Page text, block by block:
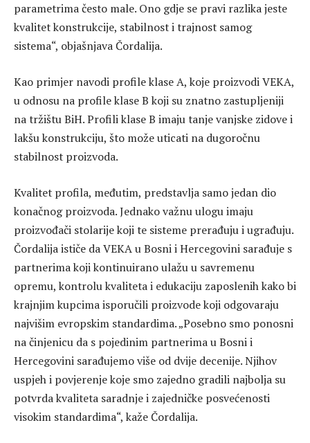
parametrima često male. Ono gdje se pravi razlika jeste
kvalitet konstrukcije, stabilnost i trajnost samog
sistema“, objašnjava Čordalija.
Kao primjer navodi profile klase A, koje proizvodi VEKA,
u odnosu na profile klase B koji su znatno zastupljeniji
na tržištu BiH. Profili klase B imaju tanje vanjske zidove i
lakšu konstrukciju, što može uticati na dugoročnu
stabilnost proizvoda.
Kvalitet profila, međutim, predstavlja samo jedan dio
konačnog proizvoda. Jednako važnu ulogu imaju
proizvođači stolarije koji te sisteme prerađuju i ugrađuju.
Čordalija ističe da VEKA u Bosni i Hercegovini sarađuje s
partnerima koji kontinuirano ulažu u savremenu
opremu, kontrolu kvaliteta i edukaciju zaposlenih kako bi
krajnjim kupcima isporučili proizvode koji odgovaraju
najvišim evropskim standardima. „Posebno smo ponosni
na činjenicu da s pojedinim partnerima u Bosni i
Hercegovini sarađujemo više od dvije decenije. Njihov
uspjeh i povjerenje koje smo zajedno gradili najbolja su
potvrda kvaliteta saradnje i zajedničke posvećenosti
visokim standardima“, kaže Čordalija.